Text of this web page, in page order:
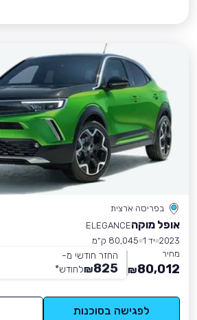
בפריסה ארצית
אופל מוקהELEGANCE
2023 יד 1
80,045 ק״מ
מחיר
80,012
₪
החזר חודשי מ-
825
₪לחודש*
לפגישה בסוכנות